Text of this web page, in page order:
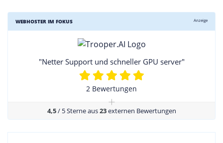
WEBHOSTER IM FOKUS Anzeige
"Netter Support und schneller GPU server"
2 Bewertungen
+
4,5/ 5 Sterne aus23externen Bewertungen